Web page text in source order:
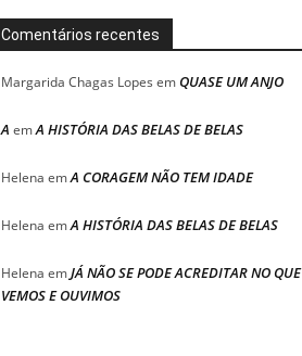
Comentários recentes
Margarida Chagas Lopes emQUASE UM ANJO
A emA HISTÓRIA DAS BELAS DE BELAS
Helena emA CORAGEM NÃO TEM IDADE
Helena emA HISTÓRIA DAS BELAS DE BELAS
Helena emJÁ NÃO SE PODE ACREDITAR NO QUE
VEMOS E OUVIMOS